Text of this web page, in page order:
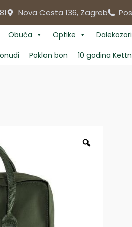
Nova Cesta 136, Zagreb
Obuća Optike Dalekozori
Poklon bon 10 godina